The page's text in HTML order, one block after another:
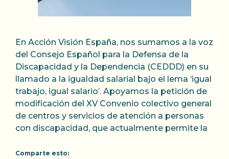
En Acción Visión España, nos sumamos a la voz
del Consejo Español para la Defensa de la
Discapacidad y la Dependencia (CEDDD) en su
llamado a la igualdad salarial bajo el lema ‘igual
trabajo, igual salario’. Apoyamos la petición de
modificación del XV Convenio colectivo general
de centros y servicios de atención a personas
con discapacidad, que actualmente permite la
Comparte esto: